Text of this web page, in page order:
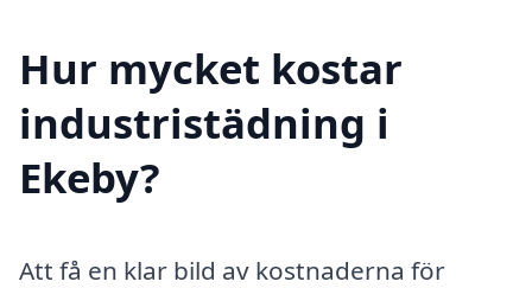
Hur mycket kostar
industristädning i
Ekeby?
Att få en klar bild av kostnaderna för